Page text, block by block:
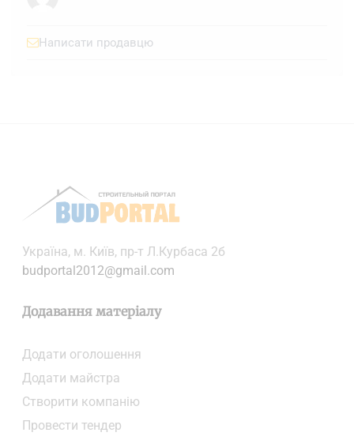
Написати продавцю
Українa, м. Київ, пр-т Л.Курбаса 2б
budportal2012@gmail.com
Додавання матеріалу
Додати oголошення
Додати майстра
Створити компанiю
Провести тендер